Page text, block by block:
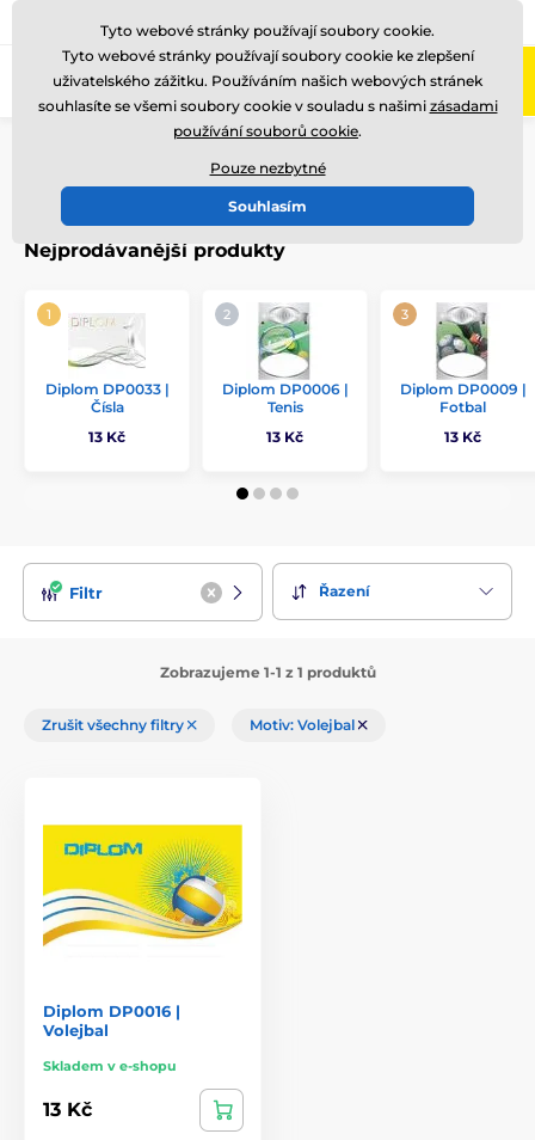
Zavolejte nám (Po-Pá 8-17)
Diplomy Volejbal
Nejprodávanější produkty
Diplom DP0033 |
Čísla
13 Kč
Diplom DP0006 |
Tenis
13 Kč
Diplom DP0009 |
Fotbal
13 Kč
Filtr Řazení
Zobrazujeme 1-1 z 1 produktů
Zrušit všechny filtry Motiv: Volejbal
Diplom DP0016 |
Volejbal
Skladem v e-shopu
13 Kč
Tyto webové stránky používají soubory cookie.
Tyto webové stránky používají soubory cookie ke zlepšení
uživatelského zážitku. Používáním našich webových stránek
souhlasíte se všemi soubory cookie v souladu s našimi zásadami
používání souborů cookie.
Pouze nezbytné
Souhlasím